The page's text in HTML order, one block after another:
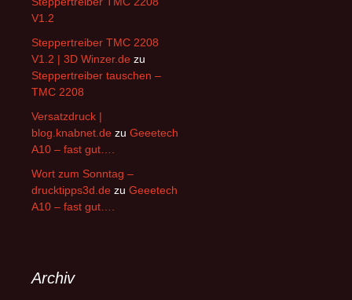
V1.2
Steppertreiber TMC 2208
V1.2 | 3D Winzer.de zu
Steppertreiber tauschen –
TMC 2208
Versatzdruck |
blog.knabnet.de zu Geeetech
A10 – fast gut….
Wort zum Sonntag –
drucktipps3d.de zu Geeetech
A10 – fast gut….
Archiv